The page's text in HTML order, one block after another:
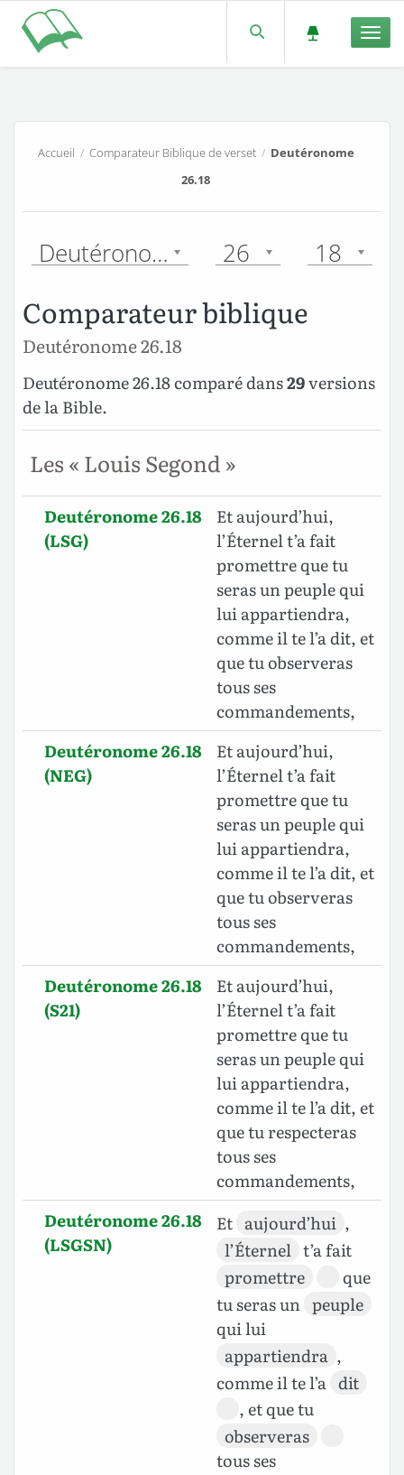
Accueil / Comparateur Biblique de verset/ Deutéronome
26.18
Deutéronome 26 18
Comparateur biblique
Deutéronome 26.18
Deutéronome 26.18 comparé dans29versions
de la Bible.
Les « Louis Segond »
Deutéronome 26.18
(LSG)
Et aujourd’hui,
l’Éternel t’a fait
promettre que tu
seras un peuple qui
lui appartiendra,
comme il te l’a dit, et
que tu observeras
tous ses
commandements,
Deutéronome 26.18
(NEG)
Et aujourd’hui,
l’Éternel t’a fait
promettre que tu
seras un peuple qui
lui appartiendra,
comme il te l’a dit, et
que tu observeras
tous ses
commandements,
Deutéronome 26.18
(S21)
Et aujourd’hui,
l’Éternel t’a fait
promettre que tu
seras un peuple qui
lui appartiendra,
comme il te l’a dit, et
que tu respecteras
tous ses
commandements,
Deutéronome 26.18
(LSGSN)
Et aujourd’hui ,
l’Éternel t’a fait
promettre
que
tu seras un peuple
qui lui
appartiendra ,
comme il te l’a dit
, et que tu
observeras
tous ses